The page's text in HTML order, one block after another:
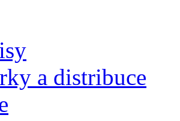
a distribuce